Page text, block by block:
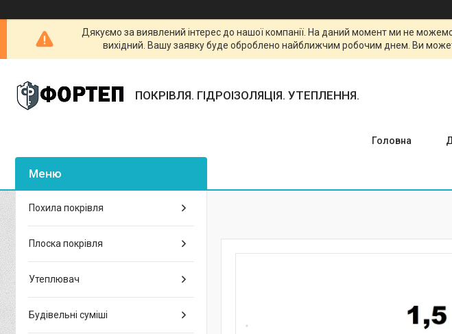
Дякуємо за виявлений інтерес до нашої компанії. На даний момент ми не
вихідний. Вашу заявку буде оброблено найближчим робочим днем. Ви
ПОКРІВЛЯ. ГІДРОІЗОЛЯЦІЯ. УТЕПЛЕННЯ.
Головна
Похила покрівля
Плоска покрівля
Утеплювач
Будівельні суміші